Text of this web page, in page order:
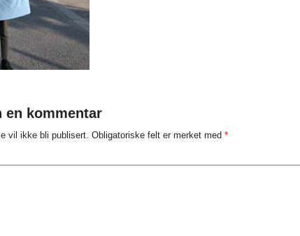
en kommentar
vil ikke bli publisert. Obligatoriske felt er merket med *